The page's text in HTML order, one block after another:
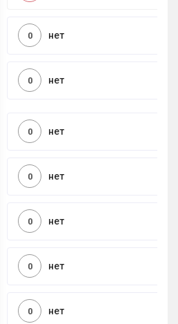
нет
0
нет
0
нет
0
нет
0
нет
0
нет
0
нет
0